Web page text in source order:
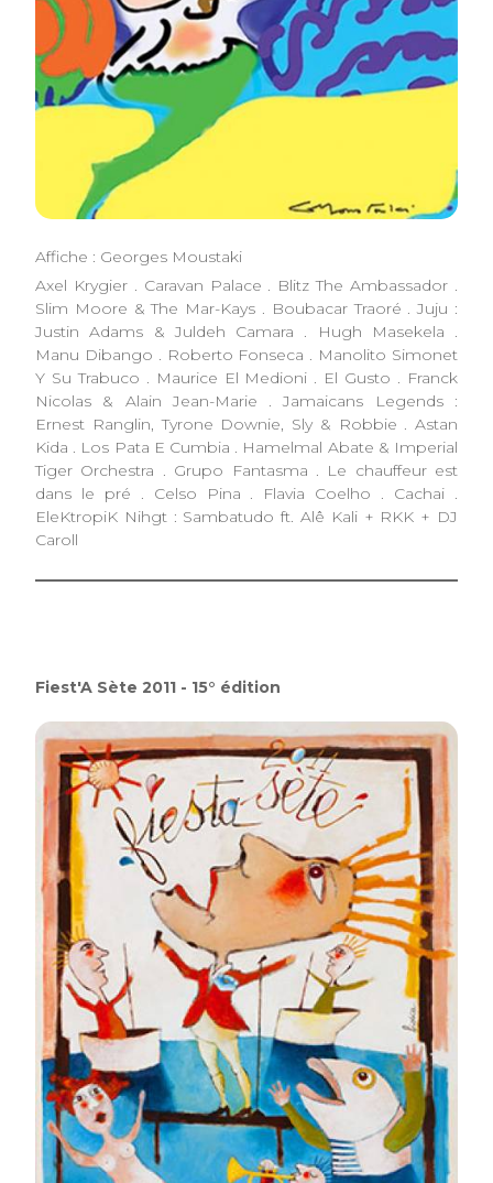
Affiche : Georges Moustaki
Axel Krygier . Caravan Palace . Blitz The Ambassador .
Slim Moore & The Mar-Kays . Boubacar Traoré . Juju :
Justin Adams & Juldeh Camara . Hugh Masekela .
Manu Dibango . Roberto Fonseca . Manolito Simonet
Y Su Trabuco . Maurice El Medioni . El Gusto . Franck
Nicolas & Alain Jean-Marie . Jamaicans Legends :
Ernest Ranglin, Tyrone Downie, Sly & Robbie . Astan
Kida . Los Pata E Cumbia . Hamelmal Abate & Imperial
Tiger Orchestra . Grupo Fantasma . Le chauffeur est
dans le pré . Celso Pina . Flavia Coelho . Cachai .
EleKtropiK Nihgt : Sambatudo ft. Alê Kali + RKK + DJ
Caroll
Fiest'A Sète 2011 - 15° édition